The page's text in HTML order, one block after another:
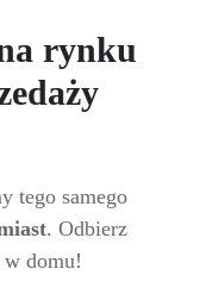
rynku
tego samego
. Odbierz
domu!